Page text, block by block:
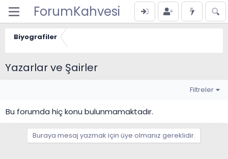
ForumKahvesi
Biyografiler
Yazarlar ve Şairler
Filtreler
Bu forumda hiç konu bulunmamaktadır.
Buraya mesaj yazmak için üye olmanız gereklidir.